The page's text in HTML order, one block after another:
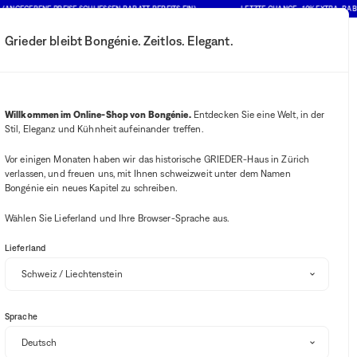
PREISE SCHLIESSEN RABATT BEREITS EIN) LETZTE CHANCE : 10% EXTRA-
Grieder bleibt Bongénie. Zeitlos. Elegant.
Willkommen im Online-Shop von Bongénie.Entdecken Sie eine Welt, in der
Stil, Eleganz und Kühnheit aufeinander treffen.
Vor einigen Monaten haben wir das historische GRIEDER-Haus in Zürich
verlassen, und freuen uns, mit Ihnen schweizweit unter dem Namen
Bongénie ein neues Kapitel zu schreiben.
Wählen Sie Lieferland und Ihre Browser-Sprache aus.
Lieferland
Sprache